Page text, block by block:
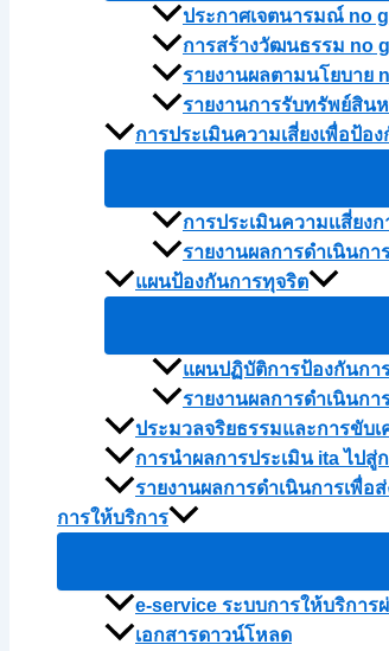
ประกาศเจตนารมณ์ no
การสร้างวัฒนธรรม no
รายงานผลตามนโยบาย
รายงานการรับทรัพย์สิน
การประเมินความเสี่ยงเพื่อป้อ
การประเมินความเเสี่ย
รายงานผลการดำเนินก
แผนป้องกันการทุจริต
แผนปฏิบัติการป้องกันกา
รายงานผลการดำเนินก
ประมวลจริยธรรมและการขับ
การนำผลการประเมิน ita ไป
รายงานผลการดำเนินการเพื่
การให้บริการ
e-service ระบบการให้บริการ
เอกสารดาวน์โหลด